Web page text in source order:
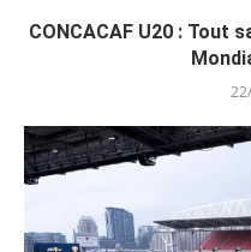
CONCACAF U20 : Tout